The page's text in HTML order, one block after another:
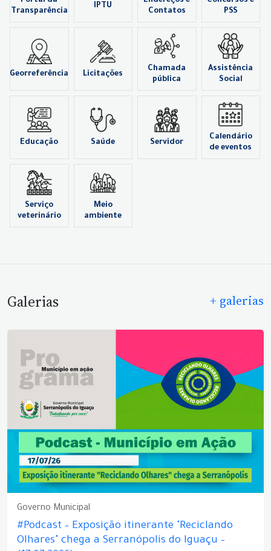
Transparência
IPTU
Contatos
PSS
Georreferência Licitações
Chamada
pública
Assistência
Social
Educação Saúde Servidor
Calendário
de eventos
Serviço
veterinário
Meio
ambiente
Galerias + galerias
Governo Municipal
#Podcast – Exposição itinerante "Reciclando
Olhares" chega a Serranópolis do Iguaçu –